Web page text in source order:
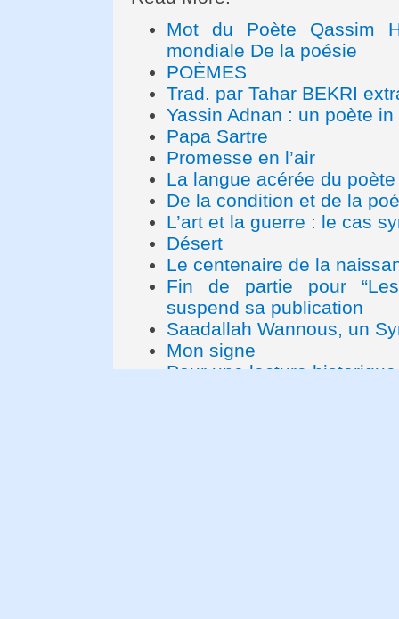
Mot du Poète Qassim
mondiale De la poésie
POÈMES
Trad. par Tahar BEKRI
Yassin Adnan : un poète in
Papa Sartre
Promesse en l’air
La langue acérée du
De la condition et de la
L’art et la guerre : le cas
Désert
Le centenaire de la
Fin de partie pour
suspend sa publication
Saadallah Wannous, un
Mon signe
Pour une lecture